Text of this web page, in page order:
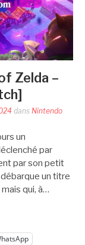
Zelda –
dans Nintendo
un
par
par son petit
un titre
qui, à…